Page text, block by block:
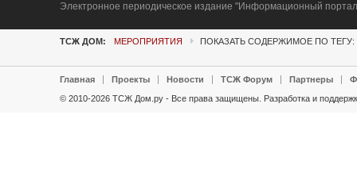
Электронное периодическое издание "Информационный
ТСЖ ДОМ: МЕРОПРИЯТИЯ ПОКАЗАТЬ СОДЕРЖИМОЕ ПО
Главная Проекты Новости ТСЖ Форум Партнеры
© 2010-2026 ТСЖ Дом.ру - Все права защищены. Разработка и